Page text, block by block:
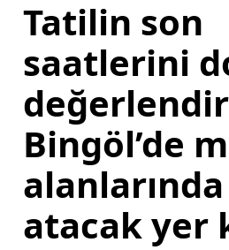
Tatilin son
saatlerini
Bingöl’de
alanlarında
atacak yer